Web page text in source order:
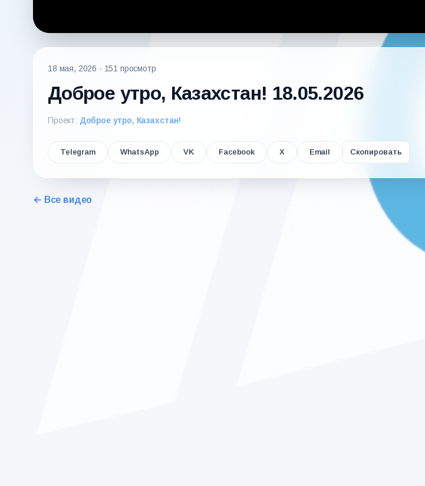
18 мая, 2026 · 151 просмотр
Доброе утро, Казахстан! 18.05.2026
Проект: Доброе утро, Казахстан!
Telegram WhatsApp VK Facebook X Email Скопировать
← Все видео